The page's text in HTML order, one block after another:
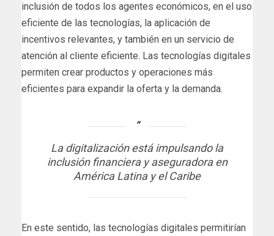
inclusión de todos los agentes económicos, en el uso
eficiente de las tecnologías, la aplicación de
incentivos relevantes, y también en un servicio de
atención al cliente eficiente. Las tecnologías digitales
permiten crear productos y operaciones más
eficientes para expandir la oferta y la demanda.
La digitalización está impulsando la
inclusión financiera y aseguradora en
América Latina y el Caribe
En este sentido, las tecnologías digitales permitirían